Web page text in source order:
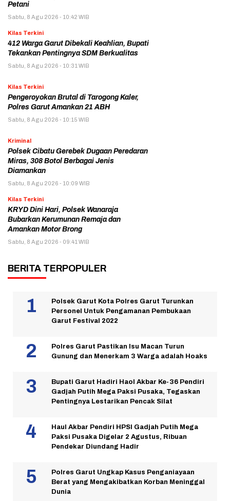
Petani
Sabtu, 8 Agu 2026 - 10:42 WIB
Kilas Terkini
412 Warga Garut Dibekali Keahlian, Bupati
Tekankan Pentingnya SDM Berkualitas
Sabtu, 8 Agu 2026 - 10:31 WIB
Kilas Terkini
Pengeroyokan Brutal di Tarogong Kaler,
Polres Garut Amankan 21 ABH
Sabtu, 8 Agu 2026 - 10:15 WIB
Kriminal
Polsek Cibatu Gerebek Dugaan Peredaran
Miras, 308 Botol Berbagai Jenis
Diamankan
Sabtu, 8 Agu 2026 - 10:09 WIB
Kilas Terkini
KRYD Dini Hari, Polsek Wanaraja
Bubarkan Kerumunan Remaja dan
Amankan Motor Brong
Sabtu, 8 Agu 2026 - 09:41 WIB
BERITA TERPOPULER
Polsek Garut Kota Polres Garut Turunkan
Personel Untuk Pengamanan Pembukaan
Garut Festival 2022
Polres Garut Pastikan Isu Macan Turun
Gunung dan Menerkam 3 Warga adalah Hoaks
Bupati Garut Hadiri Haol Akbar Ke-36 Pendiri
Gadjah Putih Mega Paksi Pusaka, Tegaskan
Pentingnya Lestarikan Pencak Silat
Haul Akbar Pendiri HPSI Gadjah Putih Mega
Paksi Pusaka Digelar 2 Agustus, Ribuan
Pendekar Diundang Hadir
Polres Garut Ungkap Kasus Penganiayaan
Berat yang Mengakibatkan Korban Meninggal
Dunia